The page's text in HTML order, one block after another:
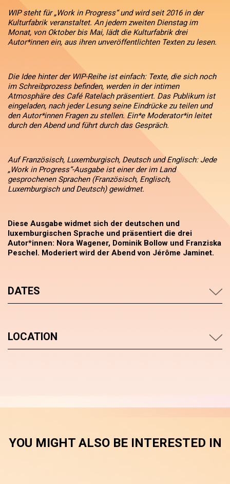
WIP steht für „Work in Progress“ und wird seit 2016 in der
Kulturfabrik veranstaltet. An jedem zweiten Dienstag im
Monat, von Oktober bis Mai, lädt die Kulturfabrik drei
Autor*innen ein, aus ihren unveröffentlichten Texten zu lesen.
Die Idee hinter der WIP-Reihe ist einfach: Texte, die sich noch
im Schreibprozess befinden, werden in der intimen
Atmosphäre des Café Ratelach präsentiert. Das Publikum ist
eingeladen, nach jeder Lesung seine Eindrücke zu teilen und
den Autor*innen Fragen zu stellen. Ein*e Moderator*in leitet
durch den Abend und führt durch das Gespräch.
Auf Französisch, Luxemburgisch, Deutsch und Englisch: Jede
„Work in Progress“-Ausgabe ist einer der im Land
gesprochenen Sprachen (Französisch, Englisch,
Luxemburgisch und Deutsch) gewidmet.
Diese Ausgabe widmet sich der deutschen und
luxemburgischen Sprache und präsentiert die drei
Autor*innen: Nora Wagener, Dominik Bollow und Franziska
Peschel. Moderiert wird der Abend von Jérôme Jaminet.
DATES
LOCATION
YOU MIGHT ALSO BE INTERESTED IN